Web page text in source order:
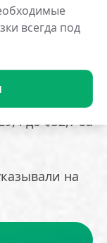
всегда под
в
сутки
до $32,7 за
на